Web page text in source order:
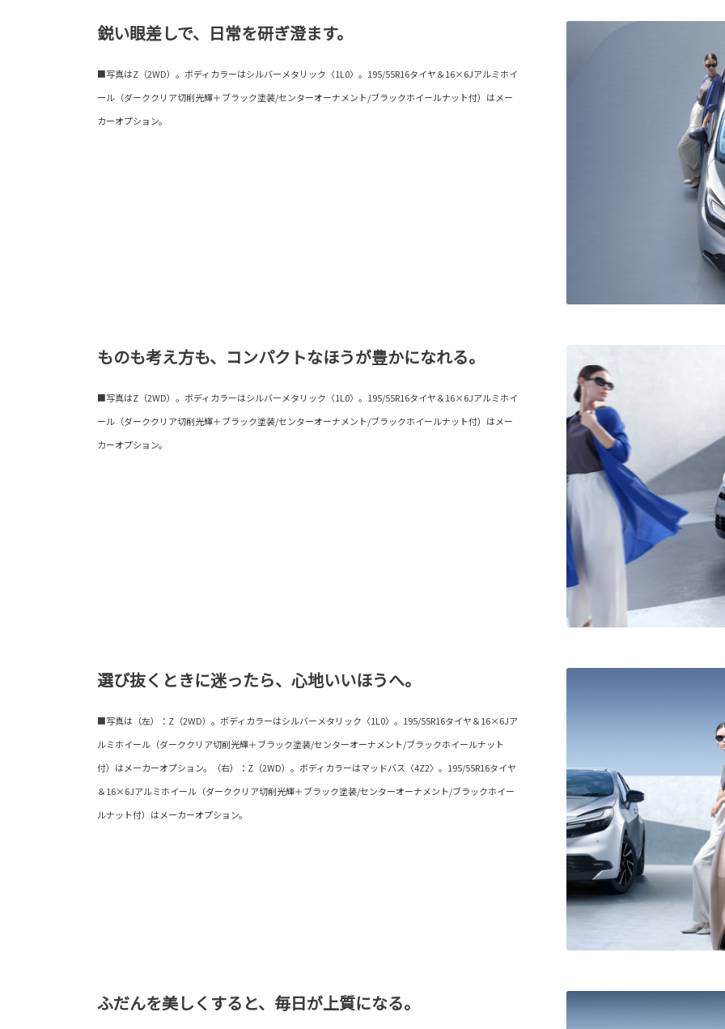
鋭い眼差しで、日常を研ぎ澄ます。
■写真はZ（2WD）。ボディカラーはシルバーメタリック〈1L0〉。195/55R16タイヤ＆16×6Jアルミホイ
ール（ダーククリア切削光輝＋ブラック塗装/センターオーナメント/ブラックホイールナット付）はメー
カーオプション。
ものも考え方も、コンパクトなほうが豊かになれる。
■写真はZ（2WD）。ボディカラーはシルバーメタリック〈1L0〉。195/55R16タイヤ＆16×6Jアルミホイ
ール（ダーククリア切削光輝＋ブラック塗装/センターオーナメント/ブラックホイールナット付）はメー
カーオプション。
選び抜くときに迷ったら、心地いいほうへ。
■写真は（左）：Z（2WD）。ボディカラーはシルバーメタリック〈1L0〉。195/55R16タイヤ＆16×6Jア
ルミホイール（ダーククリア切削光輝＋ブラック塗装/センターオーナメント/ブラックホイールナット
付）はメーカーオプション。（右）：Z（2WD）。ボディカラーはマッドバス〈4Z2〉。195/55R16タイヤ
＆16×6Jアルミホイール（ダーククリア切削光輝＋ブラック塗装/センターオーナメント/ブラックホイー
ルナット付）はメーカーオプション。
ふだんを美しくすると、毎日が上質になる。